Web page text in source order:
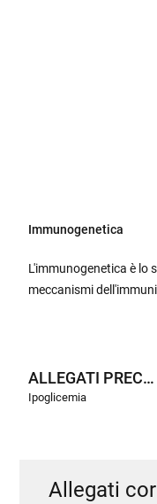
Immunogenetica
L'immunogenetica è lo
meccanismi
ALLEGATI PRECEDENTI
Ipoglicemia
Allegati